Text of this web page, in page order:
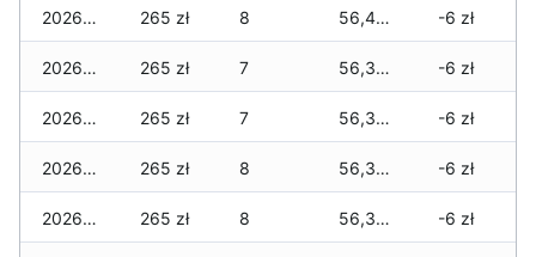
2026-07-27 265 zł 8 56,425 zł -6 zł
2026-07-26 265 zł 7 56,375 zł -6 zł
2026-07-24 265 zł 7 56,375 zł -6 zł
2026-07-23 265 zł 8 56,375 zł -6 zł
2026-07-22 265 zł 8 56,360 zł -6 zł